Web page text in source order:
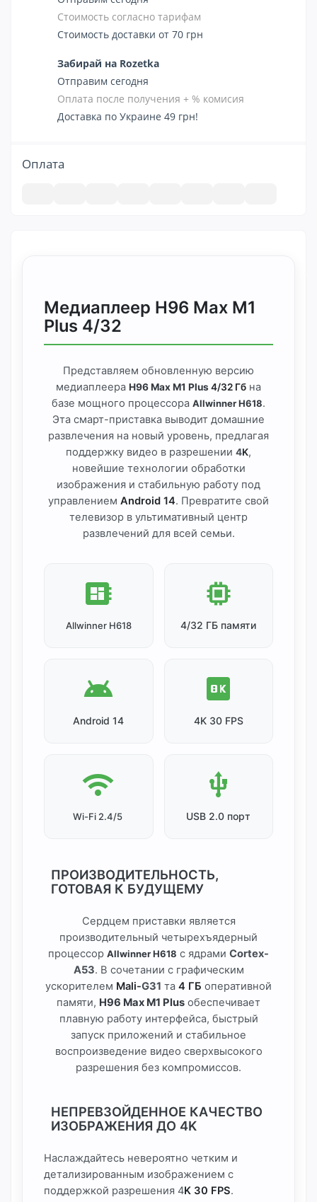
Стоимость согласно тарифам
Стоимость доставки от 70 грн
Забирай на Rozetka
Отправим сегодня
Оплата после получения + % комисия
Доставка по Украине 49 грн!
Оплата
Медиаплеер H96 Max M1
Plus 4/32
Представляем обновленную версию
медиаплеера H96 Max M1 Plus 4/32 Гб на
базе мощного процессора Allwinner H618.
Эта смарт-приставка выводит домашние
развлечения на новый уровень, предлагая
поддержку видео в разрешении 4K,
новейшие технологии обработки
изображения и стабильную работу под
управлением Android 14. Превратите свой
телевизор в ультимативный центр
развлечений для всей семьи.
developer_board
Allwinner H618
memory
4/32 ГБ памяти
android
Android 14
8k
4K 30 FPS
wifi
Wi-Fi 2.4/5
usb
USB 2.0 порт
ПРОИЗВОДИТЕЛЬНОСТЬ,
ГОТОВАЯ К БУДУЩЕМУ
Сердцем приставки является
производительный четырехъядерный
процессор Allwinner H618 с ядрами Cortex-
A53. В сочетании с графическим
ускорителем Mali-G31 та 4 ГБ оперативной
памяти, H96 Max M1 Plus обеспечивает
плавную работу интерфейса, быстрый
запуск приложений и стабильное
воспроизведение видео сверхвысокого
разрешения без компромиссов.
НЕПРЕВЗОЙДЕННОЕ КАЧЕСТВО
ИЗОБРАЖЕНИЯ ДО 4K
Наслаждайтесь невероятно четким и
детализированным изображением с
поддержкой разрешения 4K 30 FPS.